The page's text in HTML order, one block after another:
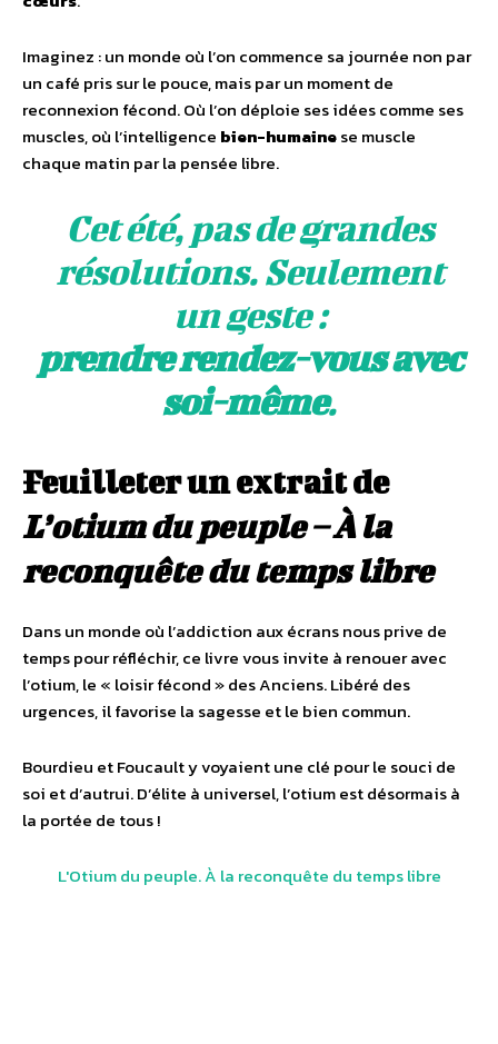
Imaginez : un monde où l’on commence sa journée non par
un café pris sur le pouce, mais par un moment de
reconnexion fécond. Où l’on déploie ses idées comme ses
muscles, où l’intelligence bien-humainese muscle
chaque matin par la pensée libre.
Cet été, pas de grandes
résolutions. Seulement
un geste :
prendre rendez-vous avec
soi-même.
Feuilleter un extrait de
L’otium du peuple – À la
reconquête du temps libre
Dans un monde où l’addiction aux écrans nous prive de
temps pour réfléchir, ce livre vous invite à renouer avec
l’otium, le « loisir fécond » des Anciens. Libéré des
urgences, il favorise la sagesse et le bien commun.
Bourdieu et Foucault y voyaient une clé pour le souci de
soi et d’autrui. D’élite à universel, l’otium est désormais à
la portée de tous !
L'Otium du peuple. À la reconquête du temps libre